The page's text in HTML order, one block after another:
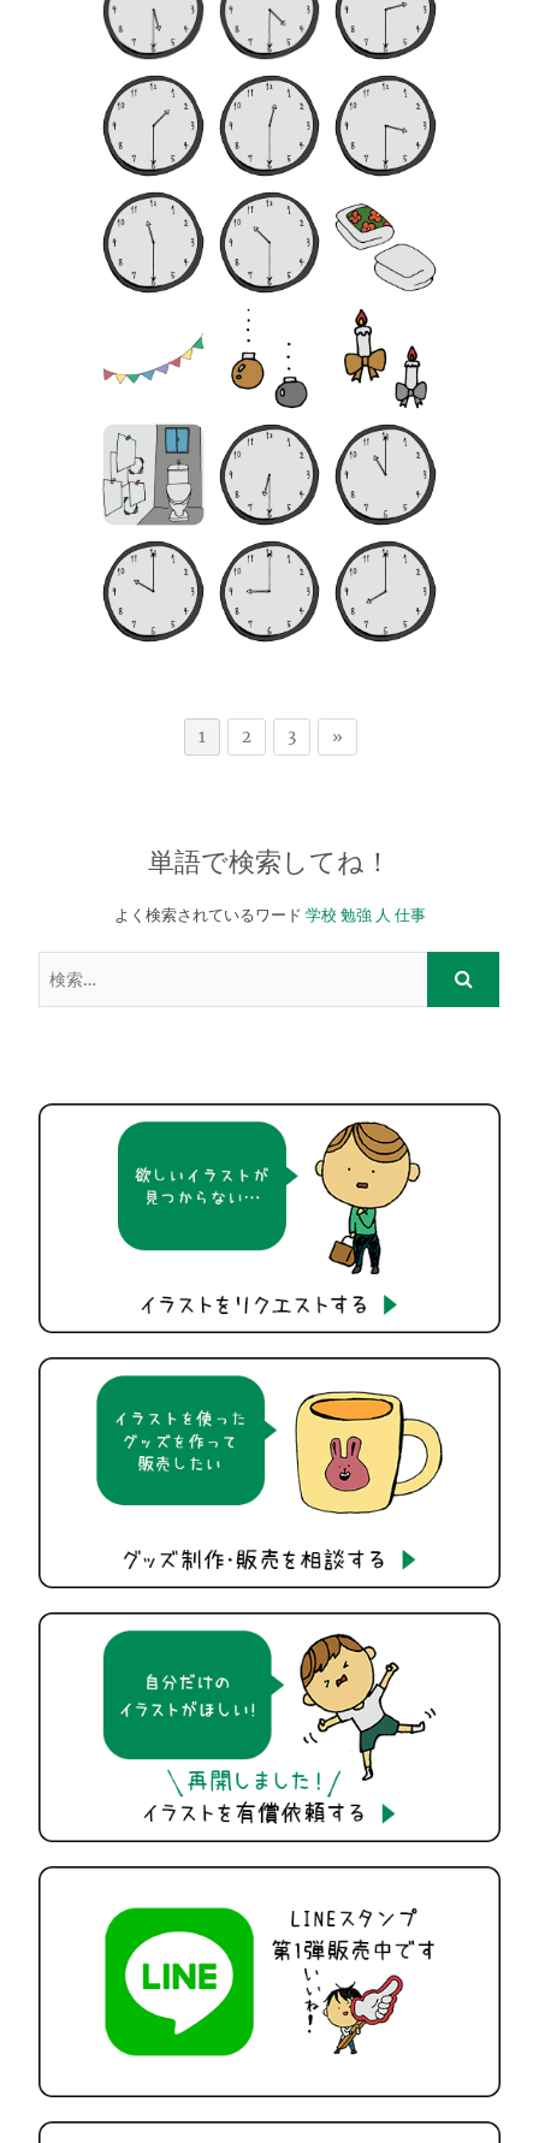
1 2 3 »
単語で検索してね！
よく検索されているワード 学校 勉強 人 仕事